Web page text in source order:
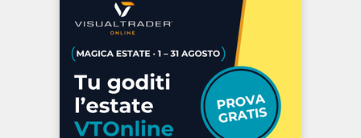
Via Macanno, 38/A
P.IVA 02 452 460 401
Chi siamo
Commenti e segnalazioni